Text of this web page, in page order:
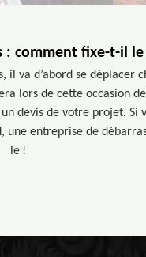
: comment fixe-t-il
il va d’abord se déplacer
lors de cette occasion
devis de votre projet.
une entreprise de
le !